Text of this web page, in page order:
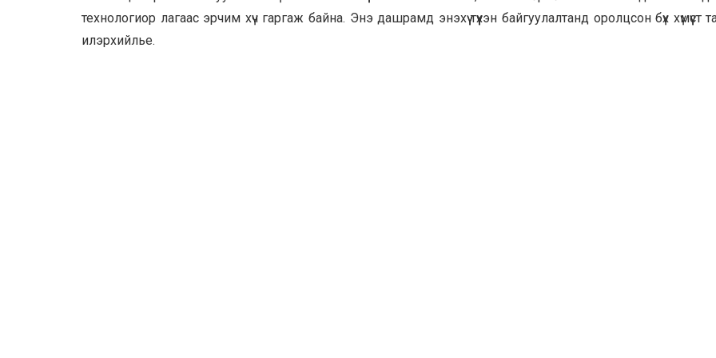
технологиор лагаас эрчим хүч гаргаж байна. Энэ дашрамд энэхүү түүхэн байгуулалтанд оролцсон бүх хүмүүст
илэрхийлье.